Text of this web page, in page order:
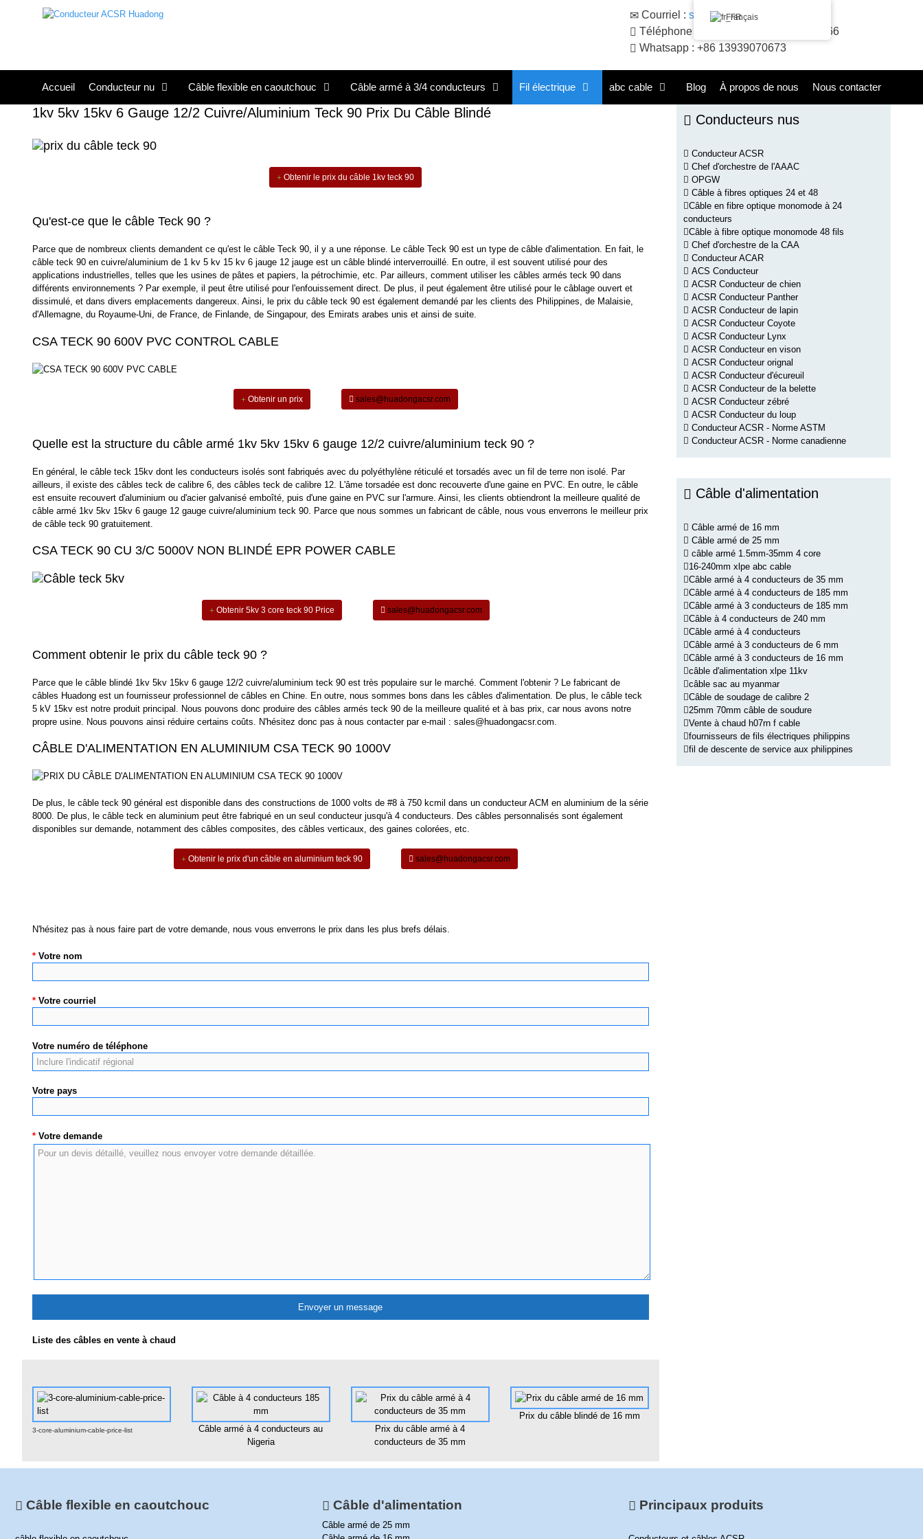
Courriel : sales@huadongacsr.com
Téléphone : +86 371- +86 371-86230866
Whatsapp : +86 13939070673
Accueil Conducteur nu Câble flexible en caoutchouc Câble armé à 3/4 conducteurs Fil électrique abc cable Blog À propos de nous Nous contacter
1kv 5kv 15kv 6 Gauge 12/2 Cuivre/aluminium Teck 90 Prix Du Câble Blindé
Obtenir le prix du câble 1kv teck 90
Qu'est-ce que le câble Teck 90 ?
Parce que de nombreux clients demandent ce qu'est le câble Teck 90, il y a une réponse. Le câble Teck 90 est un type de câble d'alimentation. En fait, le
câble teck 90 en cuivre/aluminium de 1 kv 5 kv 15 kv 6 jauge 12 jauge est un câble blindé interverrouillé. En outre, il est souvent utilisé pour des
applications industrielles, telles que les usines de pâtes et papiers, la pétrochimie, etc. Par ailleurs, comment utiliser les câbles armés teck 90 dans
différents environnements ? Par exemple, il peut être utilisé pour l'enfouissement direct. De plus, il peut également être utilisé pour le câblage ouvert et
dissimulé, et dans divers emplacements dangereux. Ainsi, le prix du câble teck 90 est également demandé par les clients des Philippines, de Malaisie,
d'Allemagne, du Royaume-Uni, de France, de Finlande, de Singapour, des Emirats arabes unis et ainsi de suite.
CSA TECK 90 600V PVC CONTROL CABLE
Obtenir un prix sales@huadongacsr.com
Quelle est la structure du câble armé 1kv 5kv 15kv 6 gauge 12/2 cuivre/aluminium teck 90 ?
En général, le câble teck 15kv dont les conducteurs isolés sont fabriqués avec du polyéthylène réticulé et torsadés avec un fil de terre non isolé. Par
ailleurs, il existe des câbles teck de calibre 6, des câbles teck de calibre 12. L'âme torsadée est donc recouverte d'une gaine en PVC. En outre, le câble
est ensuite recouvert d'aluminium ou d'acier galvanisé emboîté, puis d'une gaine en PVC sur l'armure. Ainsi, les clients obtiendront la meilleure qualité de
câble armé 1kv 5kv 15kv 6 gauge 12 gauge cuivre/aluminium teck 90. Parce que nous sommes un fabricant de câble, nous vous enverrons le meilleur prix
de câble teck 90 gratuitement.
CSA TECK 90 CU 3/C 5000V NON BLINDÉ EPR POWER CABLE
Obtenir 5kv 3 core teck 90 Price sales@huadongacsr.com
Comment obtenir le prix du câble teck 90 ?
Parce que le câble blindé 1kv 5kv 15kv 6 gauge 12/2 cuivre/aluminium teck 90 est très populaire sur le marché. Comment l'obtenir ? Le fabricant de
câbles Huadong est un fournisseur professionnel de câbles en Chine. En outre, nous sommes bons dans les câbles d'alimentation. De plus, le câble teck
5 kV 15kv est notre produit principal. Nous pouvons donc produire des câbles armés teck 90 de la meilleure qualité et à bas prix, car nous avons notre
propre usine. Nous pouvons ainsi réduire certains coûts. N'hésitez donc pas à nous contacter par e-mail : sales@huadongacsr.com.
CÂBLE D'ALIMENTATION EN ALUMINIUM CSA TECK 90 1000V
De plus, le câble teck 90 général est disponible dans des constructions de 1000 volts de #8 à 750 kcmil dans un conducteur ACM en aluminium de la série
8000. De plus, le câble teck en aluminium peut être fabriqué en un seul conducteur jusqu'à 4 conducteurs. Des câbles personnalisés sont également
disponibles sur demande, notamment des câbles composites, des câbles verticaux, des gaines colorées, etc.
Obtenir le prix d'un câble en aluminium teck 90 sales@huadongacsr.com
N'hésitez pas à nous faire part de votre demande, nous vous enverrons le prix dans les plus brefs délais.
* Votre nom
* Votre courriel
Votre numéro de téléphone
Votre pays
* Votre demande
Liste des câbles en vente à chaud
3-core-aluminium-cable-price-list
Câble armé à 4 conducteurs au
Nigeria
Prix du câble armé à 4
conducteurs de 35 mm
Prix du câble blindé de 16 mm
Conducteurs nus
Conducteur ACSR
Chef d'orchestre de l'AAAC
OPGW
Câble à fibres optiques 24 et 48
Câble en fibre optique monomode à 24
conducteurs
Câble à fibre optique monomode 48 fils
Chef d'orchestre de la CAA
Conducteur ACAR
ACS Conducteur
ACSR Conducteur de chien
ACSR Conducteur Panther
ACSR Conducteur de lapin
ACSR Conducteur Coyote
ACSR Conducteur Lynx
ACSR Conducteur en vison
ACSR Conducteur orignal
ACSR Conducteur d'écureuil
ACSR Conducteur de la belette
ACSR Conducteur zébré
ACSR Conducteur du loup
Conducteur ACSR - Norme ASTM
Conducteur ACSR - Norme canadienne
Câble d'alimentation
Câble armé de 16 mm
Câble armé de 25 mm
câble armé 1.5mm-35mm 4 core
16-240mm xlpe abc cable
Câble armé à 4 conducteurs de 35 mm
Câble armé à 4 conducteurs de 185 mm
Câble armé à 3 conducteurs de 185 mm
Câble à 4 conducteurs de 240 mm
Câble armé à 4 conducteurs
Câble armé à 3 conducteurs de 6 mm
Câble armé à 3 conducteurs de 16 mm
câble d'alimentation xlpe 11kv
câble sac au myanmar
Câble de soudage de calibre 2
25mm 70mm câble de soudure
Vente à chaud h07rn f cable
fournisseurs de fils électriques philippins
fil de descente de service aux philippines
Câble flexible en caoutchouc Câble d'alimentation
Câble armé de 25 mm
Principaux produits
Français